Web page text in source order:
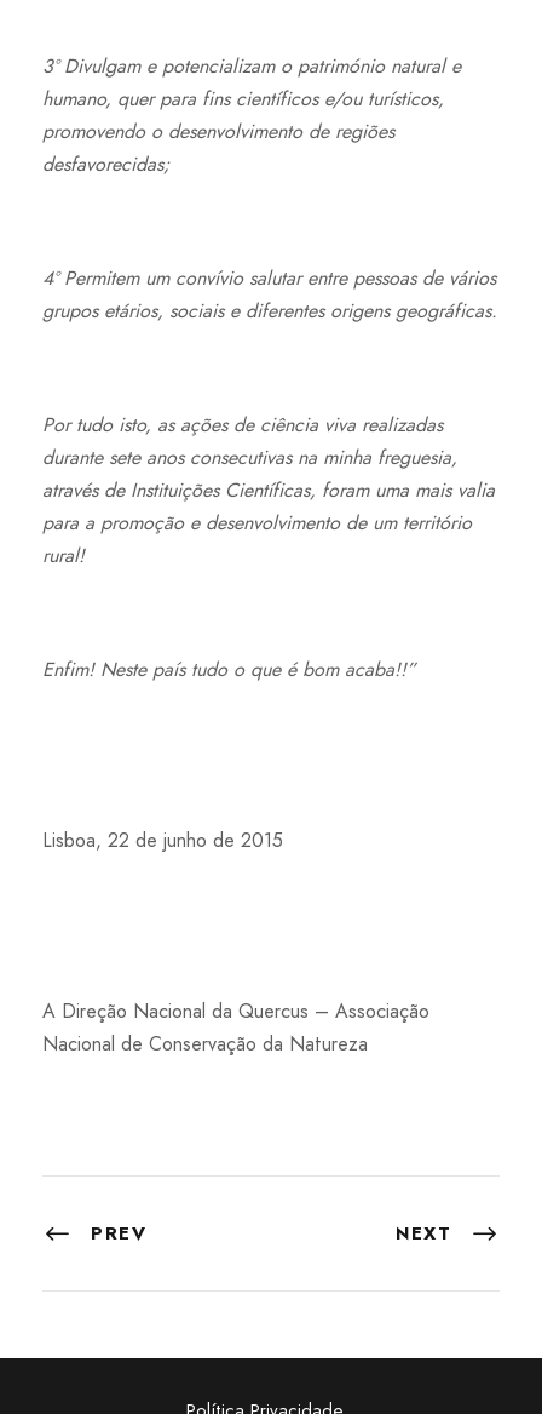
3º Divulgam e potencializam o património natural e
humano, quer para fins científicos e/ou turísticos,
promovendo o desenvolvimento de regiões
desfavorecidas;
4º Permitem um convívio salutar entre pessoas de vários
grupos etários, sociais e diferentes origens geográficas.
Por tudo isto, as ações de ciência viva realizadas
durante sete anos consecutivas na minha freguesia,
através de Instituições Científicas, foram uma mais valia
para a promoção e desenvolvimento de um território
rural!
Enfim! Neste país tudo o que é bom acaba!!”
Lisboa, 22 de junho de 2015
A Direção Nacional da Quercus – Associação
Nacional de Conservação da Natureza
PREV NEXT